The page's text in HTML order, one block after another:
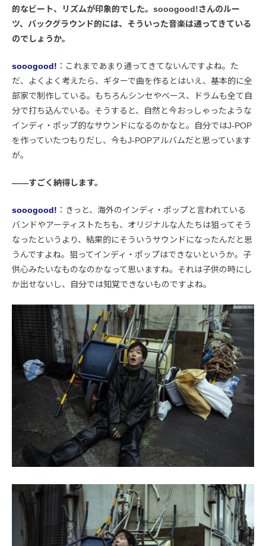
的なビート、リズムが印象的でした。sooogood!さんのルー
ツ、バックグラウンド的には、そういった音楽は通ってきている
のでしょうか。
sooogood! ：これまであまり通ってきてないんですよね。た
だ、よくよく考えたら、ギターで曲を作るとはいえ、基本的に全
部家で制作している。もちろんシンセやベース、ドラムも全て自
分で打ち込んでいる。そうすると、自然と今おっしゃったような
インディ・ポップ的なサウンドになるのかなと。自分ではJ-POP
を作っていたつもりだし、今もJ-POPアルバムだと思っています
が。
――すごく納得します。
sooogood! ：きっと、海外のインディ・ポップと言われている
バンドやアーティストたちも、オリジナルな人たちは狙ってそう
なったというより、結果的にそういうサウンドになったんだと思
うんですよね。狙ってインディ・ポップはできないというか。子
供心みたいなものなのかなって思いますね。それは子供の時にし
か出せないし、自分では知覚できないものですよね。